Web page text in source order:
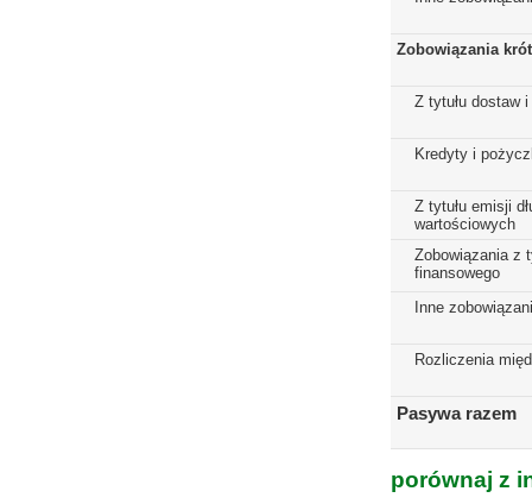
Zobowiązania
Z tytułu dostaw i
Kredyty i
Z tytułu emisji
wartościowych
Zobowiązania z
finansowego
Inne
Rozliczenia
Pasywa razem
porównaj z